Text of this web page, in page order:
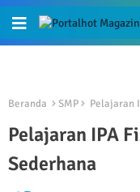
Beranda SMP Pelajaran
Pelajaran IPA
Sederhana